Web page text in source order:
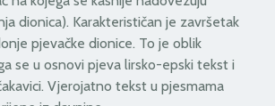
dionica). Karakterističan je završetak
pjevačke dionice. To je oblik
se u osnovi pjeva lirsko-epski tekst i
Vjerojatno tekst u pjesmama